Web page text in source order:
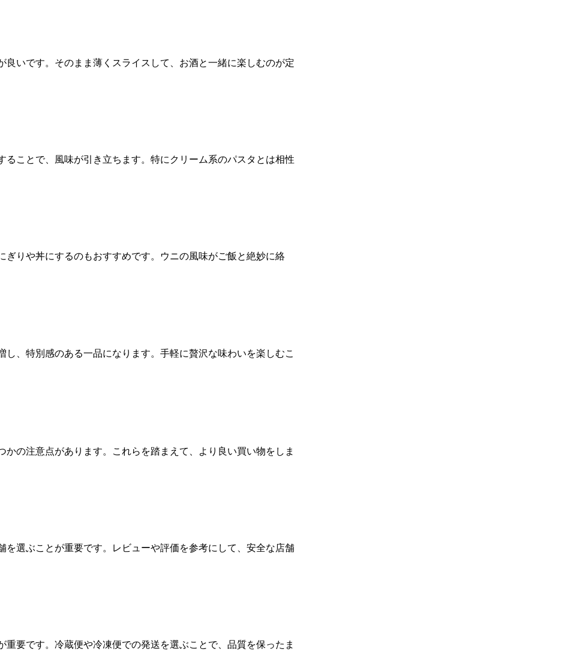
良いです。そのまま薄くスライスして、お酒と一緒に楽しむのが定
ことで、風味が引き立ちます。特にクリーム系のパスタとは相性
ぎりや丼にするのもおすすめです。ウニの風味がご飯と絶妙に絡
、特別感のある一品になります。手軽に贅沢な味わいを楽しむこ
の注意点があります。これらを踏まえて、より良い買い物をしま
を選ぶことが重要です。レビューや評価を参考にして、安全な店舗
重要です。冷蔵便や冷凍便での発送を選ぶことで、品質を保ったま